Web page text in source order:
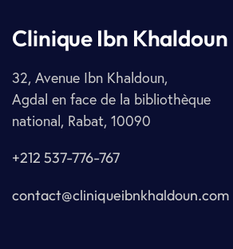
Clinique Ibn Khaldoun
32, Avenue Ibn Khaldoun,
Agdal en face de la bibliothèque
national, Rabat, 10090
+212 537-776-767
contact@cliniqueibnkhaldoun.com